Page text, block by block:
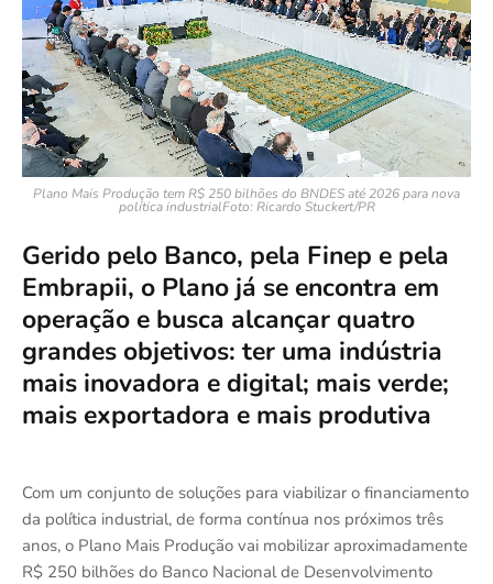
Plano Mais Produção tem R$ 250 bilhões do BNDES até 2026 para nova
política industrialFoto: Ricardo Stuckert/PR
Gerido pelo Banco, pela Finep e pela
Embrapii, o Plano já se encontra em
operação e busca alcançar quatro
grandes objetivos: ter uma indústria
mais inovadora e digital; mais verde;
mais exportadora e mais produtiva
Com um conjunto de soluções para viabilizar o financiamento
da política industrial, de forma contínua nos próximos três
anos, o Plano Mais Produção vai mobilizar aproximadamente
R$ 250 bilhões do Banco Nacional de Desenvolvimento